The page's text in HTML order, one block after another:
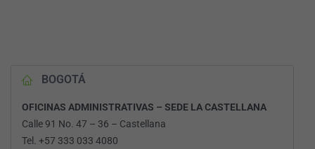
BOGOTÁ
OFICINAS ADMINISTRATIVAS – SEDE LA CASTELLANA
Calle 91 No. 47 – 36 – Castellana
Tel. +57 333 033 4080